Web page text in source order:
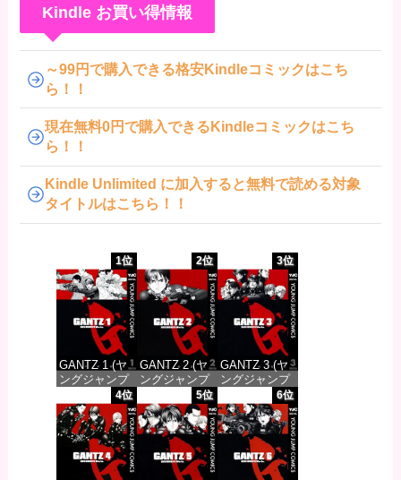
Kindle お買い得情報
～99円で購入できる格安Kindleコミックはこち
ら！！
現在無料0円で購入できるKindleコミックはこち
ら！！
Kindle Unlimited に加入すると無料で読める対象
タイトルはこちら！！
1位
GANTZ 1 (ヤ
ングジャンプ
コミックス
DIGITAL)
価格：¥100
2位
GANTZ 2 (ヤ
ングジャンプ
コミックス
DIGITAL)
価格：¥100
3位
GANTZ 3 (ヤ
ングジャンプ
コミックス
DIGITAL)
価格：¥100
4位 5位 6位